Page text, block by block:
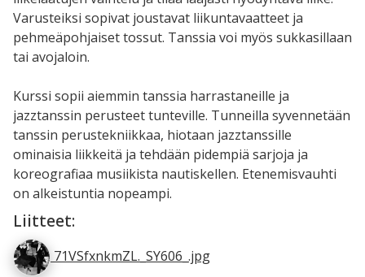
Varusteiksi sopivat joustavat liikuntavaatteet ja
pehmeäpohjaiset tossut. Tanssia voi myös sukkasillaan
tai avojaloin.
Kurssi sopii aiemmin tanssia harrastaneille ja
jazztanssin perusteet tunteville. Tunneilla syvennetään
tanssin perustekniikkaa, hiotaan jazztanssille
ominaisia liikkeitä ja tehdään pidempiä sarjoja ja
koreografiaa musiikista nautiskellen. Etenemisvauhti
on alkeistuntia nopeampi.
Liitteet:
71VSfxnkmZL._SY606_.jpg